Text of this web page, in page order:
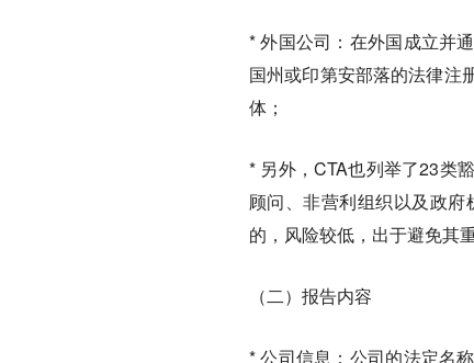
* 外国公司：在外国成立并
国州或印第安部落的法律注
体；
* 另外，CTA也列举了23类
顾问、非营利组织以及政府
的，风险较低，出于避免其
（二）报告内容
* 公司信息：公司的法定名